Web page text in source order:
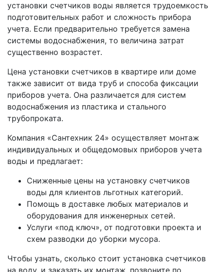
установки счетчиков воды является трудоемкость
подготовительных работ и сложность прибора
учета. Если предварительно требуется замена
системы водоснабжения, то величина затрат
существенно возрастет.
Цена установки счетчиков в квартире или доме
также зависит от вида труб и способа фиксации
приборов учета. Она различается для систем
водоснабжения из пластика и стального
трубопроката.
Компания «Сантехник 24» осуществляет монтаж
индивидуальных и общедомовых приборов учета
воды и предлагает:
Сниженные цены на установку счетчиков
воды для клиентов льготных категорий.
Помощь в доставке любых материалов и
оборудования для инженерных сетей.
Услуги «под ключ», от подготовки проекта и
схем разводки до уборки мусора.
Чтобы узнать, сколько стоит установка счетчиков
на воду, и заказать их монтаж, позвоните по